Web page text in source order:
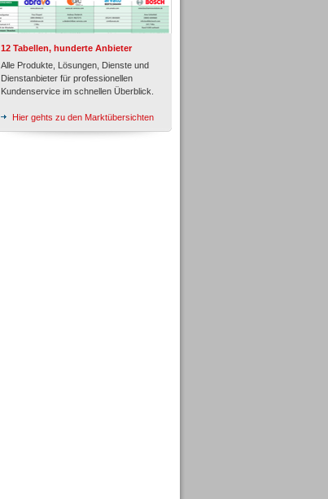
12 Tabellen, hunderte Anbieter
Alle Produkte, Lösungen, Dienste und
Dienstanbieter für professionellen
Kundenservice im schnellen Überblick.
Hier gehts zu den Marktübersichten